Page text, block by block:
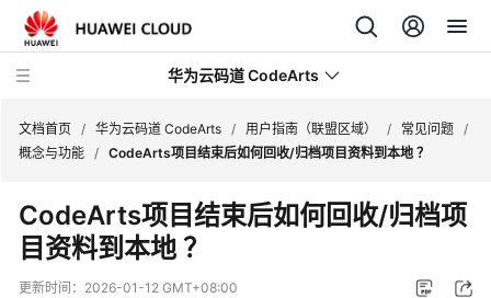
华为云码道 CodeArts
品
介
文档首页 / 华为云码道 CodeArts / 用户指南（联盟区域） / 常见问题 /
概念与功能 / CodeArts项目结束后如何回收/归档项目资料到本地 ？
CodeArts项目结束后如何回收/归档项
目资料到本地 ？
更新时间： 2026-01-12 GMT+08:00